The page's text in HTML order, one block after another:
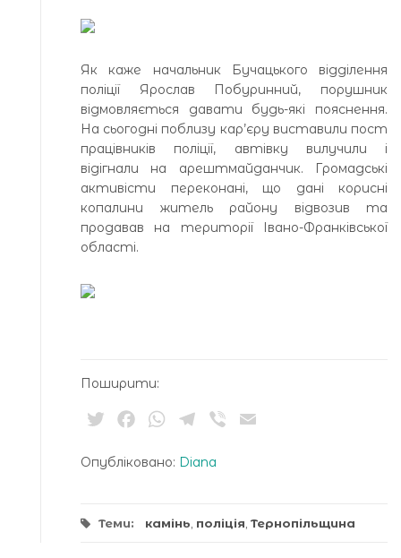
Як каже начальник Бучацького відділення
поліції Ярослав Побуринний, порушник
відмовляється давати будь-які пояснення.
На сьогодні поблизу кар’єру виставили пост
працівників поліції, автівку вилучили і
відігнали на арештмайданчик. Громадські
активісти переконані, що дані корисні
копалини житель району відвозив та
продавав на території Івано-Франківської
області.
Поширити:
TwitterFacebookWhatsApp
Telegram
Viber
Опубліковано: Diana
Теми: камінь, поліція, Тернопільщина